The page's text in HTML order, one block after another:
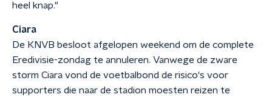
heel knap."
Ciara
De KNVB besloot afgelopen weekend om de complete
Eredivisie-zondag te annuleren. Vanwege de zware
storm Ciara vond de voetbalbond de risico's voor
supporters die naar de stadion moesten reizen te